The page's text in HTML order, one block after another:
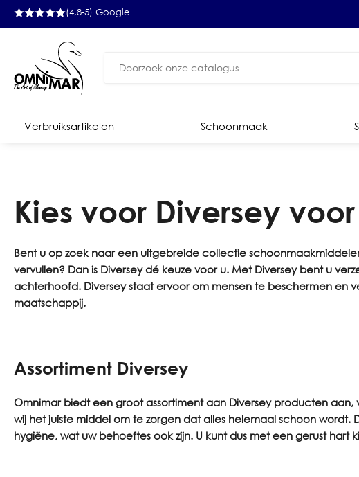
(4,8-5) Google
Zoeken
Verbruiksartikelen Schoonmaak
Kies voor Diversey
Bent u op zoek naar een uitgebreide collectie
vervullen? Dan is Diversey dé keuze voor u. Met Diversey bent u
achterhoofd. Diversey staat ervoor om mensen te beschermen
maatschappij.
Assortiment Diversey
Omnimar biedt een groot assortiment aan Diversey producten
wij het juiste middel om te zorgen dat alles helemaal schoon
hygiëne, wat uw behoeftes ook zijn. U kunt dus met een gerust hart